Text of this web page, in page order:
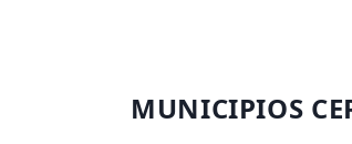
MUNICIPIOS